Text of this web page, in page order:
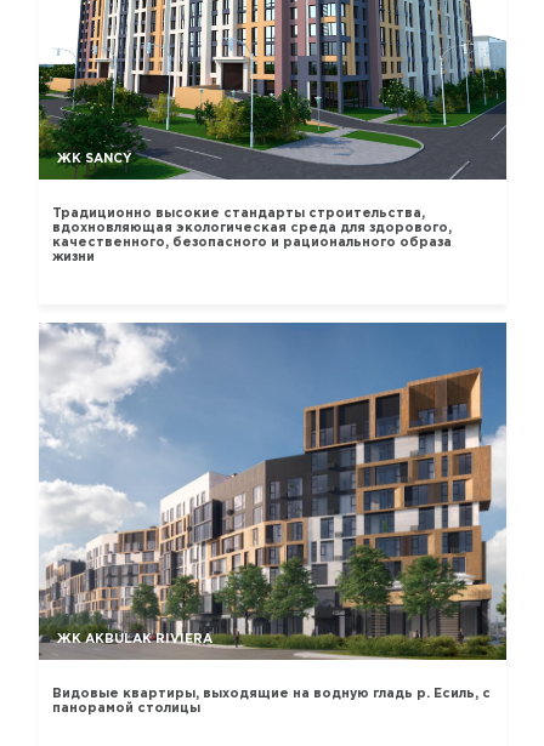
ЖК SANCY
Традиционно высокие стандарты строительства,
вдохновляющая экологическая среда для здорового,
качественного, безопасного и рационального образа
жизни
ЖК AKBULAK RIVIERA
Видовые квартиры, выходящие на водную гладь р. Есиль, с
панорамой столицы